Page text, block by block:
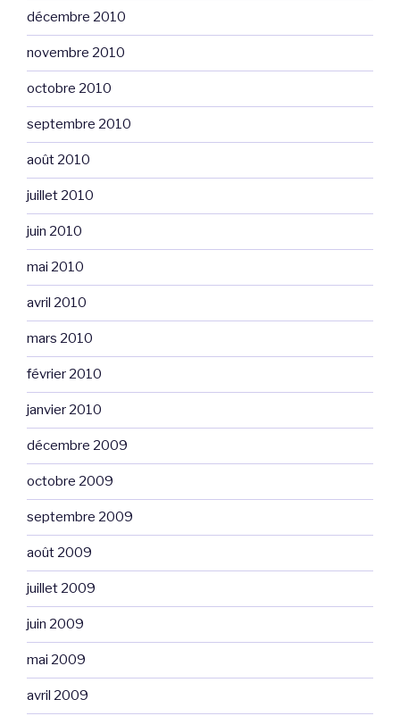
décembre 2010
novembre 2010
octobre 2010
septembre 2010
août 2010
juillet 2010
juin 2010
mai 2010
avril 2010
mars 2010
février 2010
janvier 2010
décembre 2009
octobre 2009
septembre 2009
août 2009
juillet 2009
juin 2009
mai 2009
avril 2009